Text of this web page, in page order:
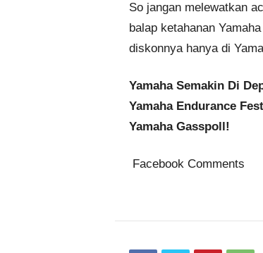
So jangan melewatkan
balap ketahanan
diskonnya hanya di
Yamaha Semakin Di
Yamaha Endurance
Yamaha Gasspoll!
Facebook Comments